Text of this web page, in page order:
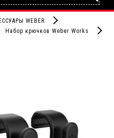
WEBER
Набор крючков Weber Works